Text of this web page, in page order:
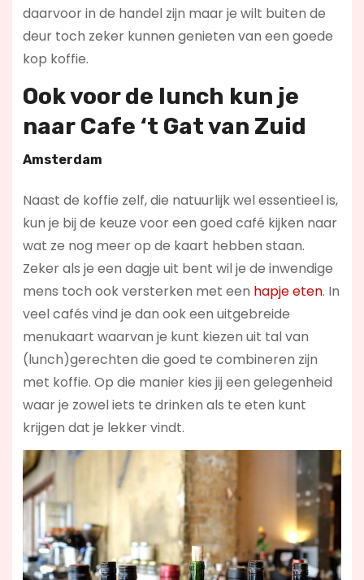
daarvoor in de handel zijn maar je wilt buiten de
deur toch zeker kunnen genieten van een goede
kop koffie.
Ook voor de lunch kun je
naar Cafe ‘t Gat van Zuid
Amsterdam
Naast de koffie zelf, die natuurlijk wel essentieel is,
kun je bij de keuze voor een goed café kijken naar
wat ze nog meer op de kaart hebben staan.
Zeker als je een dagje uit bent wil je de inwendige
mens toch ook versterken met een hapje eten. In
veel cafés vind je dan ook een uitgebreide
menukaart waarvan je kunt kiezen uit tal van
(lunch)gerechten die goed te combineren zijn
met koffie. Op die manier kies jij een gelegenheid
waar je zowel iets te drinken als te eten kunt
krijgen dat je lekker vindt.